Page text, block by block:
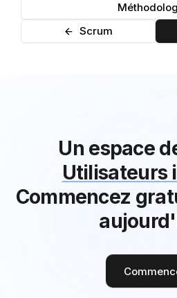
Scrum
Un espace
Utilisateurs
Commencez